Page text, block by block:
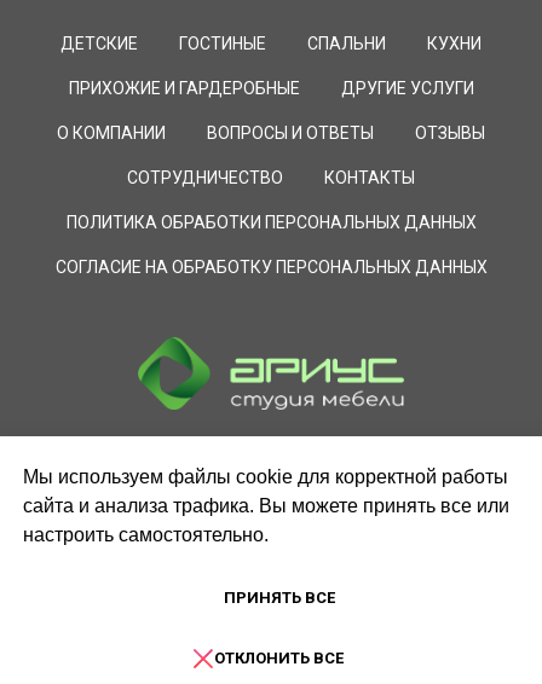
ДЕТСКИЕ ГОСТИНЫЕ СПАЛЬНИ КУХНИ
ПРИХОЖИЕ И ГАРДЕРОБНЫЕ ДРУГИЕ УСЛУГИ
О КОМПАНИИ ВОПРОСЫ И ОТВЕТЫ ОТЗЫВЫ
СОТРУДНИЧЕСТВО КОНТАКТЫ
ПОЛИТИКА ОБРАБОТКИ ПЕРСОНАЛЬНЫХ ДАННЫХ
СОГЛАСИЕ НА ОБРАБОТКУ ПЕРСОНАЛЬНЫХ ДАННЫХ
Мы используем файлы cookie для корректной работы
сайта и анализа трафика. Вы можете принять все или
настроить самостоятельно.
ПРИНЯТЬ ВСЕ
ОТКЛОНИТЬ ВСЕ